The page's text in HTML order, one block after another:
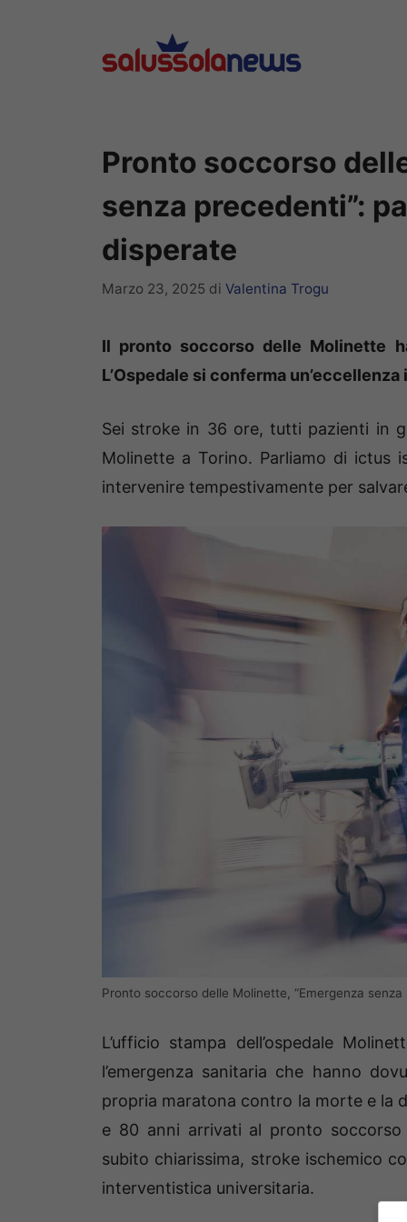
Pronto soccorso
senza precedenti”:
disperate
Marzo 23, 2025 di Valentina Trogu
Il pronto soccorso delle Molinette
L’Ospedale si conferma un’eccellenza
Sei stroke in 36 ore, tutti pazienti in
Molinette a Torino. Parliamo di ictus
intervenire tempestivamente per
Pronto soccorso delle Molinette, “Emergenza
L’ufficio stampa dell’ospedale
l’emergenza sanitaria che hanno
propria maratona contro la morte e la
e 80 anni arrivati al pronto
subito chiarissima, stroke ischemico
interventistica universitaria.